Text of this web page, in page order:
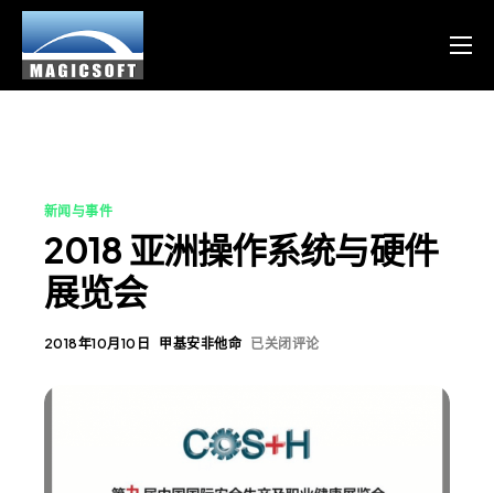
产品
资源
Chinese
English
新闻与事件
2018 亚洲操作系统与硬件
展览会
2018年10月10日 甲基安非他命 已关闭评论